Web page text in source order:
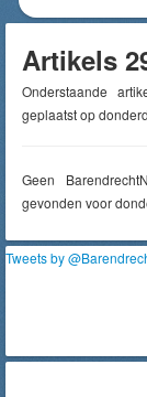
Artikels
Onderstaande
geplaatst op
Geen
gevonden voor
Tweets by